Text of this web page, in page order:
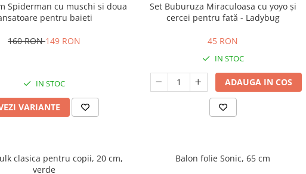
Spiderman cu muschi si doua
pentru baieti
160 RON149 RON
IN STOC
VARIANTE
Set Buburuza Miraculoasa cu yoyo și
cercei pentru fată - Ladybug
45 RON
IN STOC
ADAUGA IN COS
clasica pentru copii, 20 cm,
verde
Balon folie Sonic, 65 cm